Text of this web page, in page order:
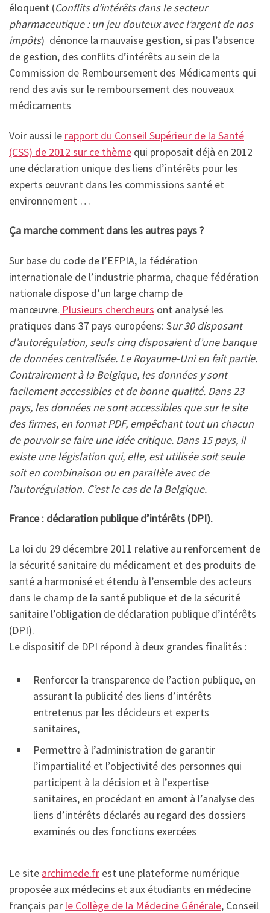
éloquent (Conflits d’intérêts dans le secteur
pharmaceutique : un jeu douteux avec l’argent de nos
impôts) dénonce la mauvaise gestion, si pas l’absence
de gestion, des conflits d’intérêts au sein de la
Commission de Remboursement des Médicaments qui
rend des avis sur le remboursement des nouveaux
médicaments
Voir aussi le rapport du Conseil Supérieur de la Santé
(CSS) de 2012 sur ce thème qui proposait déjà en 2012
une déclaration unique des liens d’intérêts pour les
experts œuvrant dans les commissions santé et
environnement …
Ça marche comment dans les autres pays ?
Sur base du code de l’EFPIA, la fédération
internationale de l’industrie pharma, chaque fédération
nationale dispose d’un large champ de
manœuvre. Plusieurs chercheurs ont analysé les
pratiques dans 37 pays européens: Sur 30 disposant
d’autorégulation, seuls cinq disposaient d’une banque
de données centralisée. Le Royaume-Uni en fait partie.
Contrairement à la Belgique, les données y sont
facilement accessibles et de bonne qualité. Dans 23
pays, les données ne sont accessibles que sur le site
des firmes, en format PDF, empêchant tout un chacun
de pouvoir se faire une idée critique. Dans 15 pays, il
existe une législation qui, elle, est utilisée soit seule
soit en combinaison ou en parallèle avec de
l’autorégulation. C’est le cas de la Belgique.
France : déclaration publique d’intérêts (DPI).
La loi du 29 décembre 2011 relative au renforcement de
la sécurité sanitaire du médicament et des produits de
santé a harmonisé et étendu à l’ensemble des acteurs
dans le champ de la santé publique et de la sécurité
sanitaire l’obligation de déclaration publique d’intérêts
(DPI).
Le dispositif de DPI répond à deux grandes finalités :
Renforcer la transparence de l’action publique, en
assurant la publicité des liens d’intérêts
entretenus par les décideurs et experts
sanitaires,
Permettre à l’administration de garantir
l’impartialité et l’objectivité des personnes qui
participent à la décision et à l’expertise
sanitaires, en procédant en amont à l’analyse des
liens d’intérêts déclarés au regard des dossiers
examinés ou des fonctions exercées
Le site archimede.fr est une plateforme numérique
proposée aux médecins et aux étudiants en médecine
français par le Collège de la Médecine Générale, Conseil